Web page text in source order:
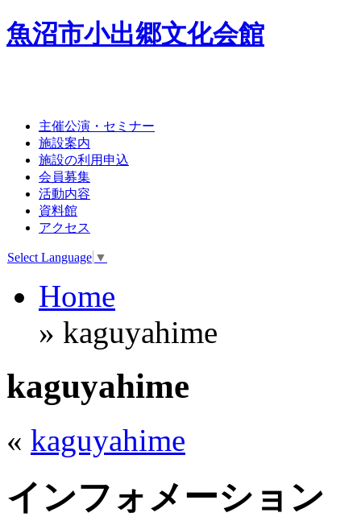
魚沼市小出郷文化会館
主催公演・セミナー
施設案内
施設の利用申込
会員募集
活動内容
資料館
アクセス
Select Language ▼
Home
» kaguyahime
kaguyahime
« kaguyahime
インフォメーション